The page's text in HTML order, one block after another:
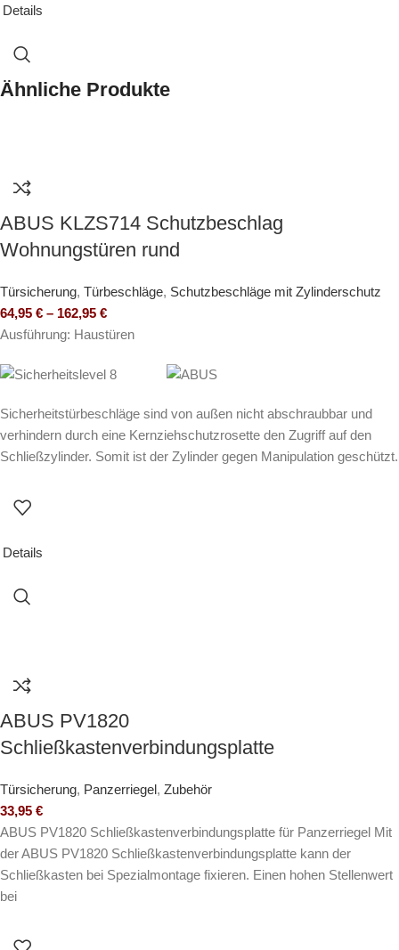
Details
Ähnliche Produkte
ABUS KLZS714 Schutzbeschlag
Wohnungstüren rund
Türsicherung, Türbeschläge, Schutzbeschläge mit Zylinderschutz
64,95 € – 162,95 €
Ausführung: Haustüren
Sicherheitstürbeschläge sind von außen nicht abschraubbar und
verhindern durch eine Kernziehschutzrosette den Zugriff auf den
Schließzylinder. Somit ist der Zylinder gegen Manipulation geschützt.
Details
ABUS PV1820
Schließkastenverbindungsplatte
Türsicherung, Panzerriegel, Zubehör
33,95 €
ABUS PV1820 Schließkastenverbindungsplatte für Panzerriegel Mit
der ABUS PV1820 Schließkastenverbindungsplatte kann der
Schließkasten bei Spezialmontage fixieren. Einen hohen Stellenwert
bei